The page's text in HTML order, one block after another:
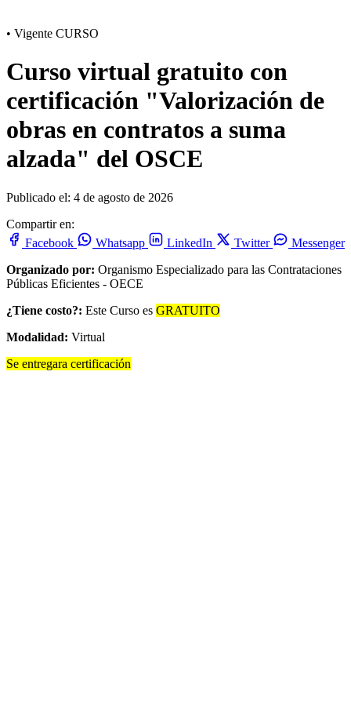
• Vigente CURSO
Curso virtual gratuito con
certificación "Valorización de
obras en contratos a suma
alzada" del OSCE
Publicado el: 4 de agosto de 2026
Compartir en:
Facebook
Whatsapp LinkedIn Twitter
Messenger
Organizado por: Organismo Especializado para las Contrataciones
Públicas Eficientes - OECE
¿Tiene costo?: Este Curso es GRATUITO
Modalidad: Virtual
Se entregara certificación